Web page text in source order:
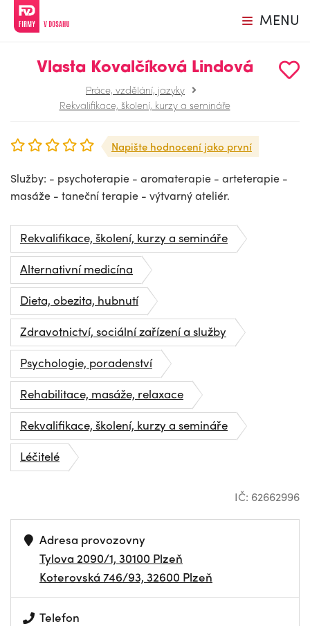
MENU
Vlasta Kovalčíková Lindová
Práce, vzdělání, jazyky
Rekvalifikace, školení, kurzy a semináře
Napište hodnocení jako první
Služby: - psychoterapie - aromaterapie - arteterapie -
masáže - taneční terapie - výtvarný ateliér.
Rekvalifikace, školení, kurzy a semináře
Alternativní medicína
Dieta, obezita, hubnutí
Zdravotnictví, sociální zařízení a služby
Psychologie, poradenství
Rehabilitace, masáže, relaxace
Rekvalifikace, školení, kurzy a semináře
Léčitelé
IČ: 62662996
Adresa provozovny
Tylova 2090/1, 30100 Plzeň
Koterovská 746/93, 32600 Plzeň
Telefon